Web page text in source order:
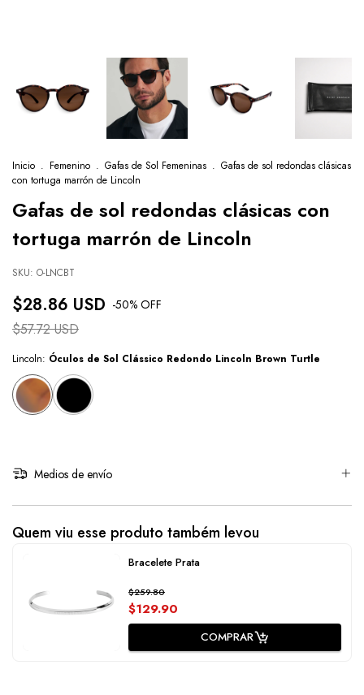
Inicio . Femenino . Gafas de Sol Femeninas . Gafas de sol redondas clásicas
con tortuga marrón de Lincoln
Gafas de sol redondas clásicas con
tortuga marrón de Lincoln
SKU: O-LNCBT
$28.86 USD -50% OFF
$57.72 USD
Lincoln: Óculos de Sol Clássico Redondo Lincoln Brown Turtle
Medios de envío
Quem viu esse produto também levou
Bracelete Prata
$259.80
$129.90
COMPRAR